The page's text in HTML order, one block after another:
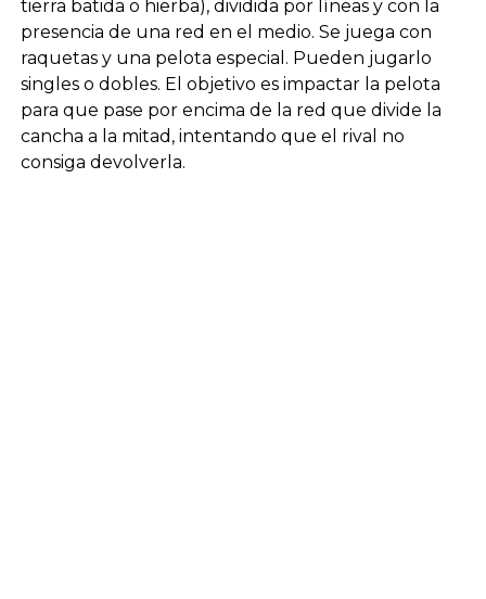
tierra batida o hierba), dividida por líneas y con la
presencia de una red en el medio. Se juega con
raquetas y una pelota especial. Pueden jugarlo
singles o dobles. El objetivo es impactar la pelota
para que pase por encima de la red que divide la
cancha a la mitad, intentando que el rival no
consiga devolverla.